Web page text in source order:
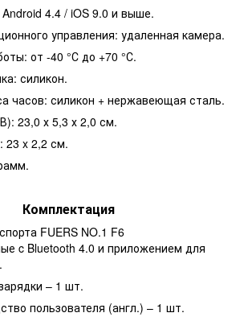
4.4 / iOS 9.0 и выше.
управления: удаленная камера.
от -40 °С до +70 °С.
силикон.
часов: силикон + нержавеющая сталь.
23,0 х 5,3 х 2,0 см.
23 x 2,2 см.
Комплектация
FUERS NO.1 F6
c Bluetooth 4.0 и приложением для
– 1 шт.
пользователя (англ.) – 1 шт.